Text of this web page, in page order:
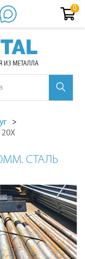
ИЗ МЕТАЛЛА
20Х
СТАЛЬ